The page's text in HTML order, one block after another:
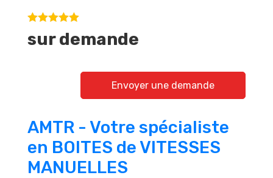
sur demande
Envoyer une demande
AMTR - Votre spécialiste
en BOITES de VITESSES
MANUELLES